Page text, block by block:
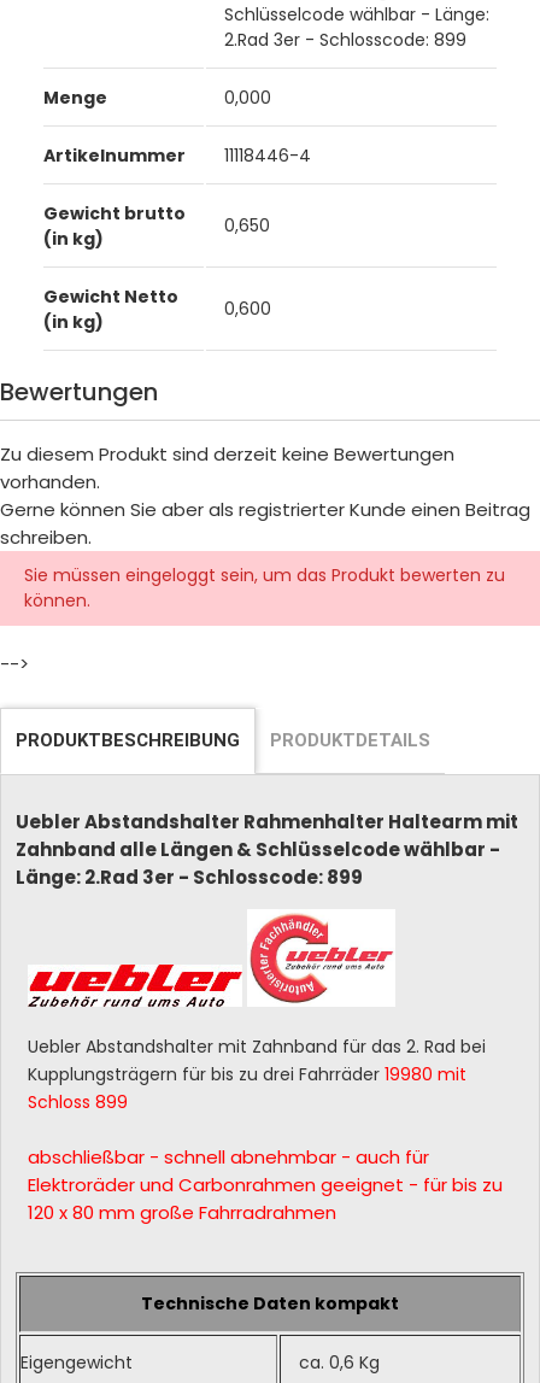
Schlüsselcode wählbar - Länge:
2.Rad 3er - Schlosscode: 899
Menge 0,000
Artikelnummer 11118446-4
Gewicht brutto
(in kg)
0,650
Gewicht Netto
(in kg)
0,600
Bewertungen
Zu diesem Produkt sind derzeit keine Bewertungen
vorhanden.
Gerne können Sie aber als registrierter Kunde einen Beitrag
schreiben.
Sie müssen eingeloggt sein, um das Produkt bewerten zu
können.
-->
PRODUKTBESCHREIBUNG PRODUKTDETAILS
Uebler Abstandshalter Rahmenhalter Haltearm mit
Zahnband alle Längen & Schlüsselcode wählbar -
Länge: 2.Rad 3er - Schlosscode: 899
Uebler Abstandshalter mit Zahnband für das 2. Rad bei
Kupplungsträgern für bis zu drei Fahrräder 19980 mit
Schloss 899
abschließbar - schnell abnehmbar - auch für
Elektroräder und Carbonrahmen geeignet - für bis zu
120 x 80 mm große Fahrradrahmen
Technische Daten kompakt
Eigengewicht ca. 0,6 Kg